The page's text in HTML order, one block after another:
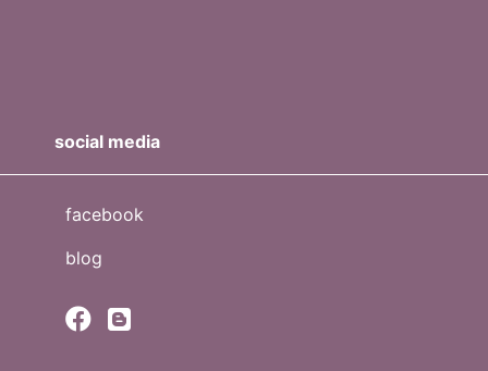
social media
facebook
blog